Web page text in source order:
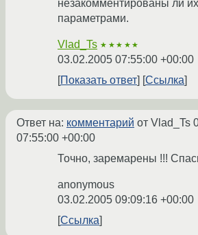
незакомментированы ли
параметрами.
Vlad_Ts ★★★★★
03.02.2005 07:55:00 +00:00
Показать ответ
Ссылка
Ответ на: комментарий от Vlad_Ts
07:55:00 +00:00
Точно, заремарены !!!
anonymous
03.02.2005 09:09:16 +00:00
Ссылка